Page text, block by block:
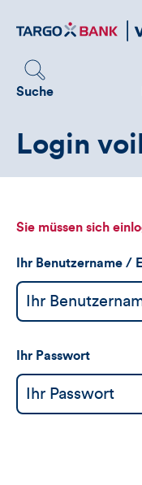
zum
Suche
Login
Sie müssen sich
Ihr Benutzername /
Ihr Passwort